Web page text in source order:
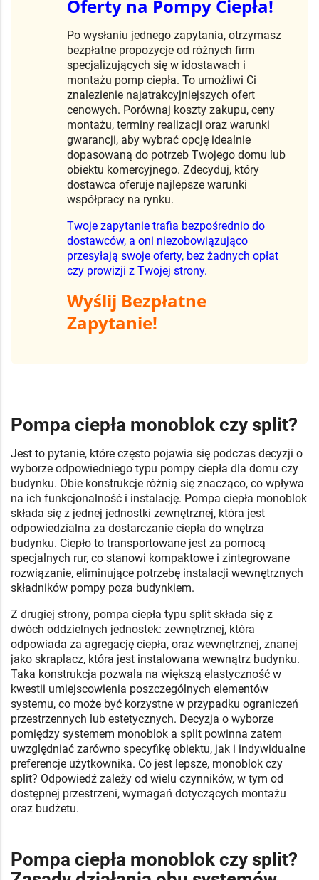
Oferty na Pompy Ciepła!
Po wysłaniu jednego zapytania, otrzymasz
bezpłatne propozycje od różnych firm
specjalizujących się w idostawach i
montażu pomp ciepła. To umożliwi Ci
znalezienie najatrakcyjniejszych ofert
cenowych. Porównaj koszty zakupu, ceny
montażu, terminy realizacji oraz warunki
gwarancji, aby wybrać opcję idealnie
dopasowaną do potrzeb Twojego domu lub
obiektu komercyjnego. Zdecyduj, który
dostawca oferuje najlepsze warunki
współpracy na rynku.
Twoje zapytanie trafia bezpośrednio do
dostawców, a oni niezobowiązująco
przesyłają swoje oferty, bez żadnych opłat
czy prowizji z Twojej strony.
Wyślij Bezpłatne
Zapytanie!
Pompa ciepła monoblok czy split?
Jest to pytanie, które często pojawia się podczas decyzji o
wyborze odpowiedniego typu pompy ciepła dla domu czy
budynku. Obie konstrukcje różnią się znacząco, co wpływa
na ich funkcjonalność i instalację. Pompa ciepła monoblok
składa się z jednej jednostki zewnętrznej, która jest
odpowiedzialna za dostarczanie ciepła do wnętrza
budynku. Ciepło to transportowane jest za pomocą
specjalnych rur, co stanowi kompaktowe i zintegrowane
rozwiązanie, eliminujące potrzebę instalacji wewnętrznych
składników pompy poza budynkiem.
Z drugiej strony, pompa ciepła typu split składa się z
dwóch oddzielnych jednostek: zewnętrznej, która
odpowiada za agregację ciepła, oraz wewnętrznej, znanej
jako skraplacz, która jest instalowana wewnątrz budynku.
Taka konstrukcja pozwala na większą elastyczność w
kwestii umiejscowienia poszczególnych elementów
systemu, co może być korzystne w przypadku ograniczeń
przestrzennych lub estetycznych. Decyzja o wyborze
pomiędzy systemem monoblok a split powinna zatem
uwzględniać zarówno specyfikę obiektu, jak i indywidualne
preferencje użytkownika. Co jest lepsze, monoblok czy
split? Odpowiedź zależy od wielu czynników, w tym od
dostępnej przestrzeni, wymagań dotyczących montażu
oraz budżetu.
Pompa ciepła monoblok czy split?